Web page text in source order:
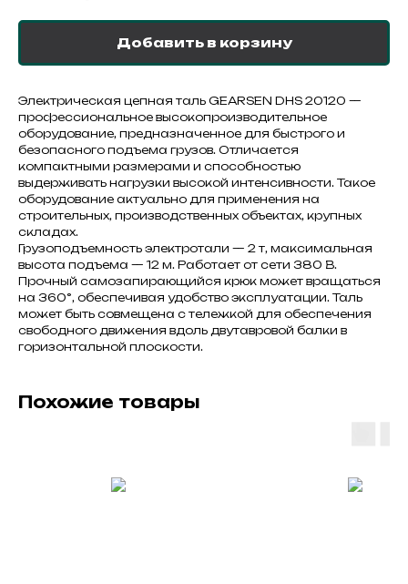
Добавить в корзину
Электрическая цепная таль GEARSEN DHS 20120 —
профессиональное высокопроизводительное
оборудование, предназначенное для быстрого и
безопасного подъема грузов. Отличается
компактными размерами и способностью
выдерживать нагрузки высокой интенсивности. Такое
оборудование актуально для применения на
строительных, производственных объектах, крупных
складах.
Грузоподъемность электротали — 2 т, максимальная
высота подъема — 12 м. Работает от сети 380 В.
Прочный самозапирающийся крюк может вращаться
на 360°, обеспечивая удобство эксплуатации. Таль
может быть совмещена с тележкой для обеспечения
свободного движения вдоль двутавровой балки в
горизонтальной плоскости.
Похожие товары